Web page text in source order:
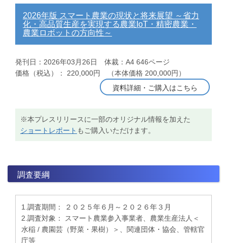
2026年版 スマート農業の現状と将来展望 ～省力
化・高品質生産を実現する農業IoT・精密農業・
農業ロボットの方向性～
発刊日：2026年03月26日 体裁：A4 646ページ
価格（税込）： 220,000円 （本体価格 200,000円）
資料詳細・ご購入はこちら
※本プレスリリースに一部のオリジナル情報を加えた
ショートレポート もご購入いただけます。
調査要綱
1.調査期間： ２０２５年６月～２０２６年３月
2.調査対象： スマート農業参入事業者、農業生産法人＜
水稲 / 農園芸（野菜・果樹）＞、関連団体・協会、管轄官
庁等